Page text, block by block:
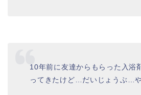
10年前に友達からもらった入浴
ってきたけど…だいじょうぶ…